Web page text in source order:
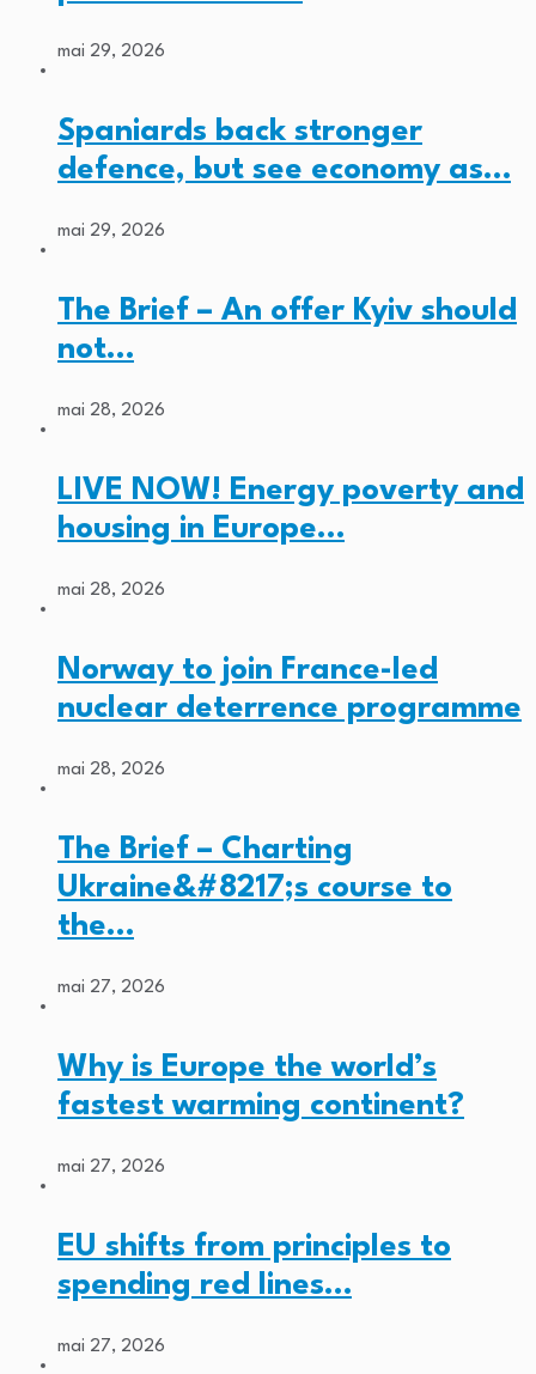
mai 29, 2026
Spaniards back stronger
defence, but see economy as…
mai 29, 2026
The Brief – An offer Kyiv should
not…
mai 28, 2026
LIVE NOW! Energy poverty and
housing in Europe…
mai 28, 2026
Norway to join France-led
nuclear deterrence programme
mai 28, 2026
The Brief – Charting
Ukraine&#8217;s course to
the…
mai 27, 2026
Why is Europe the world’s
fastest warming continent?
mai 27, 2026
EU shifts from principles to
spending red lines…
mai 27, 2026